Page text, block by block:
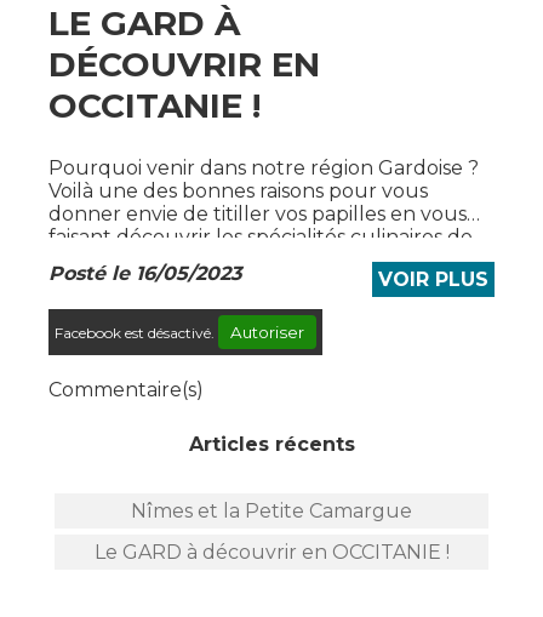
LE GARD À
DÉCOUVRIR EN
OCCITANIE !
Pourquoi venir dans notre région Gardoise ?
Voilà une des bonnes raisons pour vous
donner envie de titiller vos papilles en vous
faisant découvrir les spécialités culinaires de
la destination !Laissez-vous donc...
Posté le 16/05/2023 VOIR PLUS
Facebook est désactivé. Autoriser
Commentaire(s)
Articles récents
Nîmes et la Petite Camargue
Le GARD à découvrir en OCCITANIE !